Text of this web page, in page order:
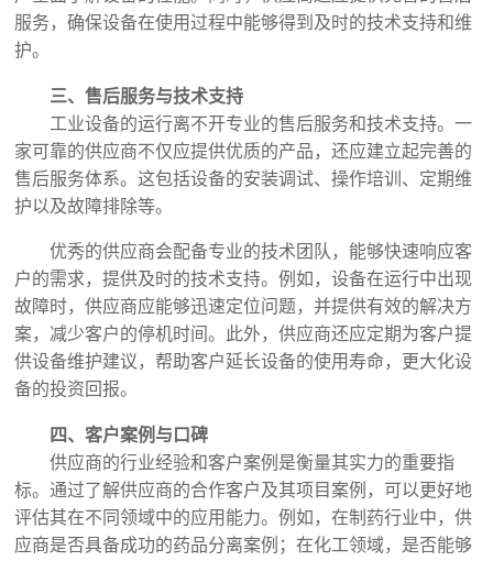
服务，确保设备在使用过程中能够得到及时的技术支持和维
护。
三、售后服务与技术支持
工业设备的运行离不开专业的售后服务和技术支持。一
家可靠的供应商不仅应提供优质的产品，还应建立起完善的
售后服务体系。这包括设备的安装调试、操作培训、定期维
护以及故障排除等。
优秀的供应商会配备专业的技术团队，能够快速响应客
户的需求，提供及时的技术支持。例如，设备在运行中出现
故障时，供应商应能够迅速定位问题，并提供有效的解决方
案，减少客户的停机时间。此外，供应商还应定期为客户提
供设备维护建议，帮助客户延长设备的使用寿命，更大化设
备的投资回报。
四、客户案例与口碑
供应商的行业经验和客户案例是衡量其实力的重要指
标。通过了解供应商的合作客户及其项目案例，可以更好地
评估其在不同领域中的应用能力。例如，在制药行业中，供
应商是否具备成功的药品分离案例；在化工领域，是否能够